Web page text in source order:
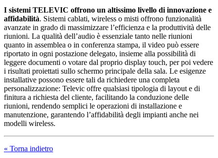
I sistemi TELEVIC offrono un altissimo livello di innovazione e
affidabilità. Sistemi cablati, wireless o misti offrono funzionalità
avanzate in grado di massimizzare l’efficienza e la produttività delle
riunioni. La qualità dell’audio è essenziale tanto nelle riunioni
quanto in assemblea o in conferenza stampa, il video può essere
riportato in ogni postazione delegato, insieme alla possibilità di
leggere documenti o votare dal proprio display touch, per poi vedere
i risultati proiettati sullo schermo principale della sala. Le esigenze
installative possono essere tali da richiedere una completa
personalizzazione: Televic offre qualsiasi tipologia di layout e di
finitura a richiesta del cliente, facilitando la conduzione delle
riunioni, rendendo semplici le operazioni di installazione e
manutenzione, garantendo l’affidabilità degli impianti anche nei
modelli wireless.
« Torna indietro